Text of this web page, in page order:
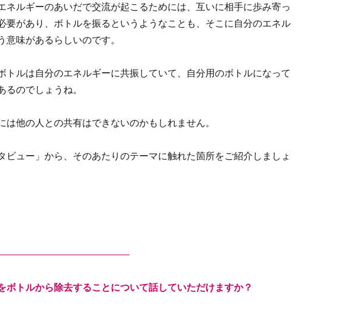
ネルギーのあいだで交流が起こるためには、互いに相手に歩み寄っ
要があり、ボトルを振るというようなことも、そこに自分のエネル
意味があるらしいのです。
トルは自分のエネルギーに共振していて、自分用のボトルになって
るのでしょうね。
は他の人との共有はできないのかもしれません。
ビュー」から、そのあたりのテーマに触れた箇所をご紹介しましょ
ボトルから除去することについて話していただけますか？